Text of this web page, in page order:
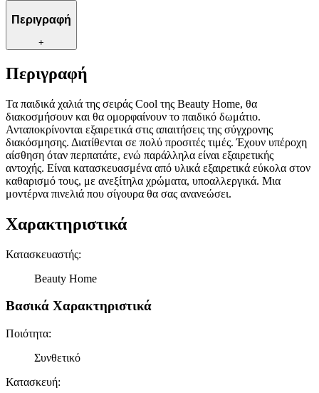
Περιγραφή
+
Περιγραφή
Τα παιδικά χαλιά της σειράς Cool της Beauty Home, θα
διακοσμήσουν και θα ομορφαίνουν το παιδικό δωμάτιο.
Ανταποκρίνονται εξαιρετικά στις απαιτήσεις της σύγχρονης
διακόσμησης. Διατίθενται σε πολύ προσιτές τιμές. Έχουν υπέροχη
αίσθηση όταν περπατάτε, ενώ παράλληλα είναι εξαιρετικής
αντοχής. Είναι κατασκευασμένα από υλικά εξαιρετικά εύκολα στον
καθαρισμό τους, με ανεξίτηλα χρώματα, υποαλλεργικά. Μια
μοντέρνα πινελιά που σίγουρα θα σας ανανεώσει.
Χαρακτηριστικά
Κατασκευαστής:
Beauty Home
Βασικά Χαρακτηριστικά
Ποιότητα:
Συνθετικό
Κατασκευή: